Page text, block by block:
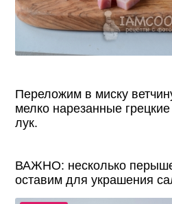
Переложим в миску
мелко нарезанные
лук.
ВАЖНО: несколько
оставим для украшения